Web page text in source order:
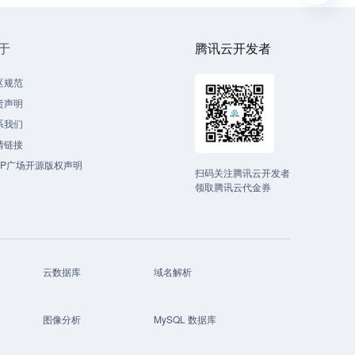
规范
声明
我们
链接
广场开源版权声明
腾讯云开发者
扫码关注腾讯云开发者
领取腾讯云代金券
云数据库 域名解析
图像分析 MySQL 数据库